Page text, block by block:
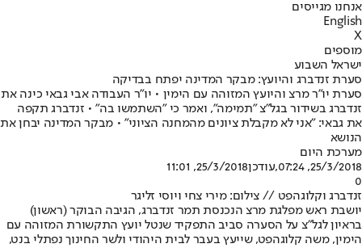
אנחנו מגייסים
English
X
מוספים
ישראל השבוע
סערת זנדברג והיועץ: מבקר המדינה יפתח בבדיקה
סערת יו"ר מרצ והיועץ המזוהה עם הימין • יו"ר העבודה אבי גבאי כינה את
זנדברג בשידור בגל"צ "תמימה", ואמר כי "השתמשו בה" • זנדברג תקפה
את גבאי: "אני לא מקבלת ציונים מהמחנה הציוני" • מבקר המדינה יבחן את
הנושא
מערכת היום
25/3/2018, 07:24
,עודכן25/3/2018, 11:01
0
זנדברג וקלוגהפט // צילום: מירי צחי ויוסי זליגר
יושבת ראש מפלגת מרצ הנכנסת תמר זנדברג, הגיבה הבוקר (ראשון)
בראיון לגל"צ על הסערה סביב התפקיד שנטל יועץ התקשורת המזוהה עם
הימין, משה קלוגהפט, שייעץ בעבר לבית היהודי ולשר החינוך נפתלי בנט,